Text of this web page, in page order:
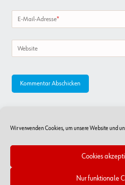
Wir verwenden Cookies, um unsere Website und
Cookies
Nur funktionale
E-Mail-Adresse*
Website